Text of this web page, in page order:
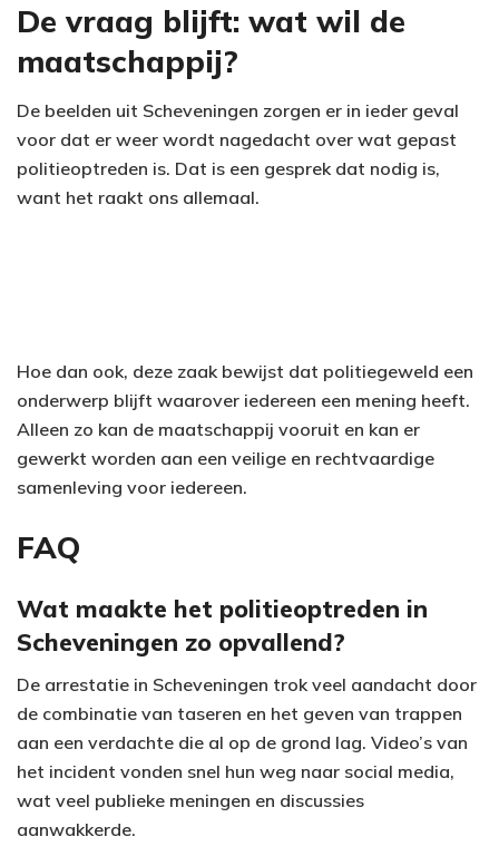
De vraag blijft: wat wil de
maatschappij?
De beelden uit Scheveningen zorgen er in ieder geval
voor dat er weer wordt nagedacht over wat gepast
politieoptreden is. Dat is een gesprek dat nodig is,
want het raakt ons allemaal.
Hoe dan ook, deze zaak bewijst dat politiegeweld een
onderwerp blijft waarover iedereen een mening heeft.
Alleen zo kan de maatschappij vooruit en kan er
gewerkt worden aan een veilige en rechtvaardige
samenleving voor iedereen.
FAQ
Wat maakte het politieoptreden in
Scheveningen zo opvallend?
De arrestatie in Scheveningen trok veel aandacht door
de combinatie van taseren en het geven van trappen
aan een verdachte die al op de grond lag. Video’s van
het incident vonden snel hun weg naar social media,
wat veel publieke meningen en discussies
aanwakkerde.